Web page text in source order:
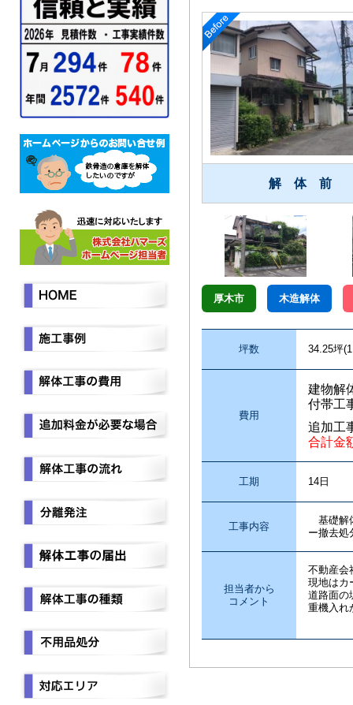
解 体 前
厚木市 木造解体
坪数 34.25坪
費用
建物解
付帯工
追加工
合計金
工期 14日
工事内容
基礎解
ー撤去処
担当者から
コメント
不動産会
現地はカ
道路面の
重機入れ